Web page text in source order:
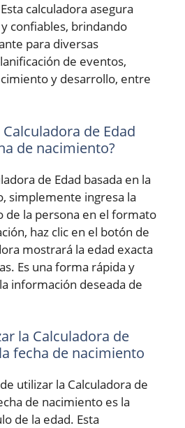
calculadora asegura
confiables, brindando
para diversas
de eventos,
y desarrollo, entre
de Edad
de nacimiento?
de Edad basada en la
simplemente ingresa la
de la persona en el formato
haz clic en el botón de
mostrará la edad exacta
Es una forma rápida y
información deseada de
la Calculadora de
fecha de nacimiento
utilizar la Calculadora de
de nacimiento es la
de la edad. Esta